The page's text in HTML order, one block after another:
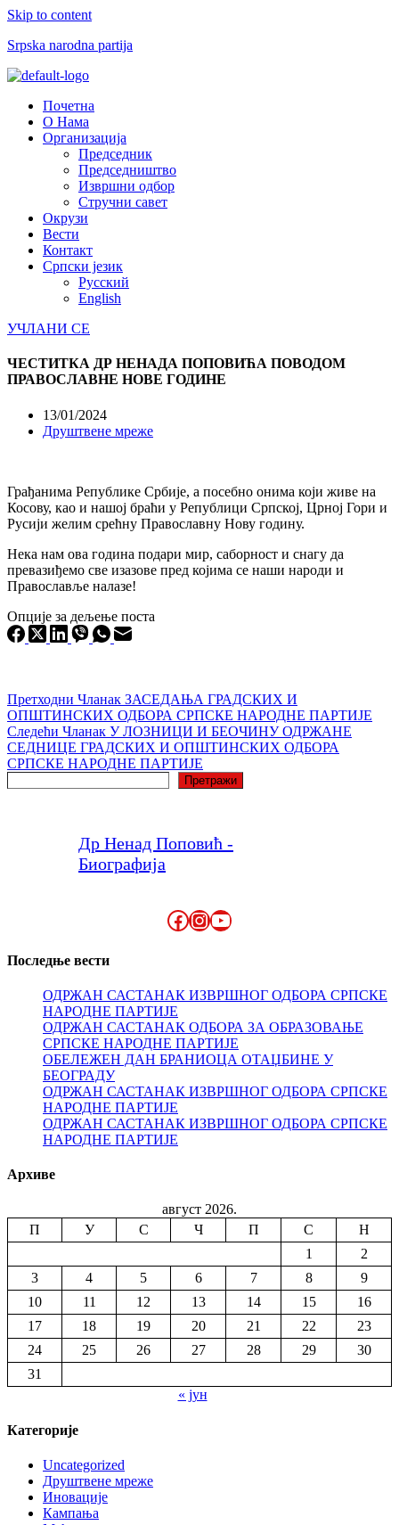
Skip to content
Srpska narodna partija
Menu
Почетна
О Нама
Организација
Председник
Председништво
Извршни одбор
Стручни савет
Окрузи
Вести
Контакт
Српски језик
Русский
English
УЧЛАНИ СЕ
ЧЕСТИТКА ДР НЕНАДА ПОПОВИЋА ПОВОДОМ
ПРАВОСЛАВНЕ НОВЕ ГОДИНЕ
13/01/2024
Друштвене мреже
Грађанима Републике Србије, а посебно онима који живе на
Косову, као и нашој браћи у Републици Српској, Црној Гори и
Русији желим срећну Православну Нову годину.
Нека нам ова година подари мир, саборност и снагу да
превазиђемо све изазове пред којима се наши народи и
Православље налазе!
Опције за дељење поста
Претходни Чланак ЗАСЕДАЊА ГРАДСКИХ И
ОПШТИНСКИХ ОДБОРА СРПСКЕ НАРОДНЕ ПАРТИЈЕ
Следећи Чланак У ЛОЗНИЦИ И БЕОЧИНУ ОДРЖАНЕ
СЕДНИЦЕ ГРАДСКИХ И ОПШТИНСКИХ ОДБОРА
СРПСКЕ НАРОДНЕ ПАРТИЈЕ
Претражи
Др Ненад Поповић -
Биографија
Facebook
Instagram
YouTube
Последње вести
ОДРЖАН САСТАНАК ИЗВРШНОГ ОДБОРА СРПСКЕ
НАРОДНЕ ПАРТИЈЕ
ОДРЖАН САСТАНАК ОДБОРА ЗА ОБРАЗОВАЊЕ
СРПСКЕ НАРОДНЕ ПАРТИЈЕ
ОБЕЛЕЖЕН ДАН БРАНИОЦА ОТАЏБИНЕ У
БЕОГРАДУ
ОДРЖАН САСТАНАК ИЗВРШНОГ ОДБОРА СРПСКЕ
НАРОДНЕ ПАРТИЈЕ
ОДРЖАН САСТАНАК ИЗВРШНОГ ОДБОРА СРПСКЕ
НАРОДНЕ ПАРТИЈЕ
Архиве
август 2026.
П
У С Ч П С
Н
1
2
3
4 5 6 7 8
9
10
11 12 13 14 15
16
17
18 19 20 21 22
23
24
25 26 27 28 29
30
31
« јун
Категорије
Uncategorized
Друштвене мреже
Иновације
Кампања